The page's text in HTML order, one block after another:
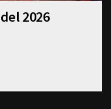
2026